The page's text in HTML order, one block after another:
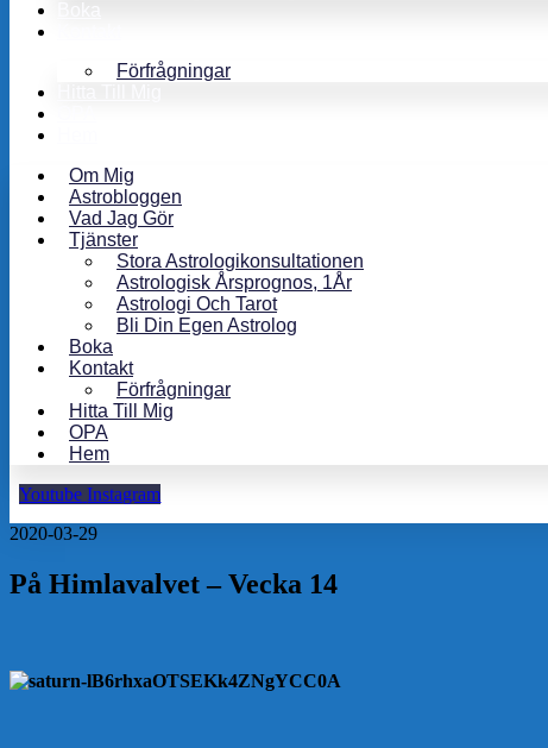
Förfrågningar
Om Mig
Astrobloggen
Vad Jag Gör
Tjänster
Stora Astrologikonsultationen
Astrologisk Årsprognos, 1År
Astrologi Och Tarot
Bli Din Egen Astrolog
Boka
Kontakt
Förfrågningar
Hitta Till Mig
OPA
Hem
Youtube Instagram
2020-03-29
På Himlavalvet – Vecka 14